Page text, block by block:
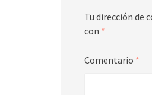
Tu dirección de
con *
Comentario *